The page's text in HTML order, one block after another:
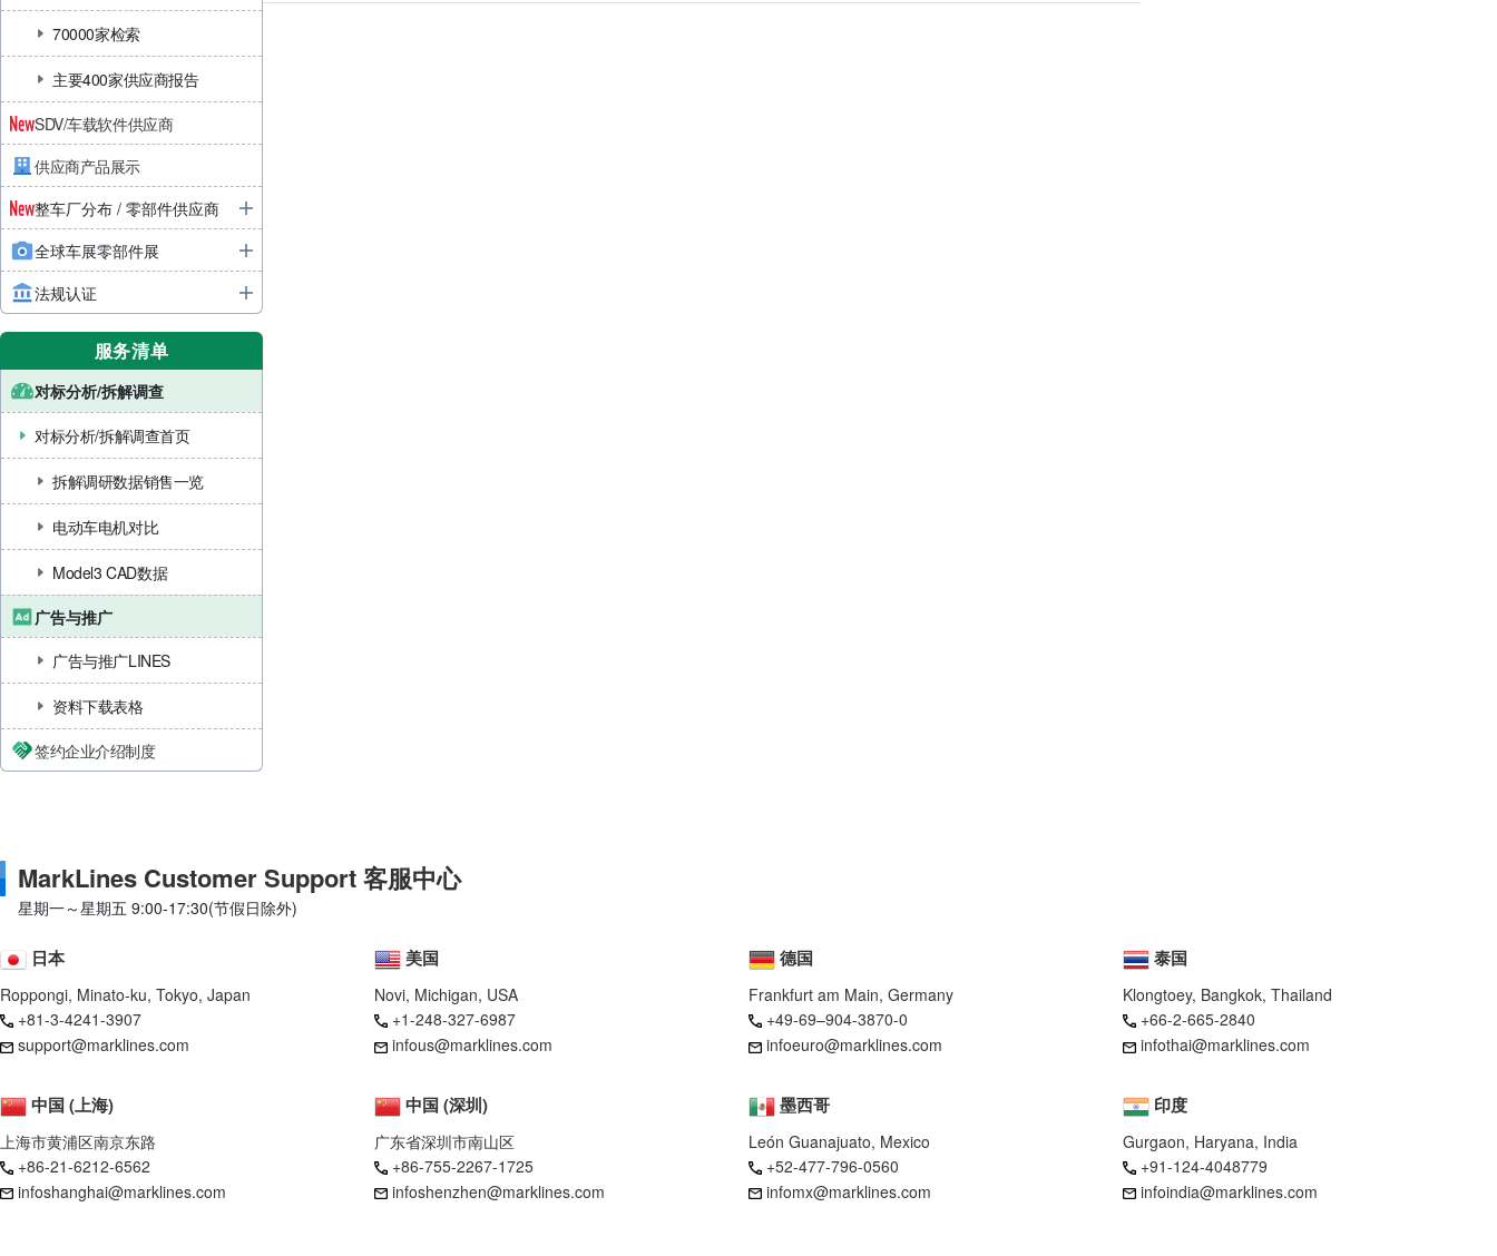
70000家检索
主要400家供应商报告
SDV/车载软件供应商
供应商产品展示
整车厂分布 / 零部件供应商
全球车展零部件展
法规认证
服务清单
对标分析/拆解调查
对标分析/拆解调查首页
拆解调研数据销售一览
电动车电机对比
Model3 CAD数据
广告与推广
广告与推广LINES
资料下载表格
签约企业介绍制度
MarkLines Customer Support 客服中心
星期一～星期五 9:00-17:30(节假日除外)
日本
Roppongi, Minato-ku, Tokyo, Japan
+81-3-4241-3907
support@marklines.com
美国
Novi, Michigan, USA
+1-248-327-6987
infous@marklines.com
墨西哥
León Guanajuato, Mexico
+52-477-796-0560
infomx@marklines.com
德国
Frankfurt am Main, Germany
+49-69–904-3870-0
infoeuro@marklines.com
中国 (上海)
上海市黄浦区南京东路
+86-21-6212-6562
infoshanghai@marklines.com
中国 (深圳)
广东省深圳市南山区
+86-755-2267-1725
infoshenzhen@marklines.com
泰国
Klongtoey, Bangkok, Thailand
+66-2-665-2840
infothai@marklines.com
印度
Gurgaon, Haryana, India
+91-124-4048779
infoindia@marklines.com